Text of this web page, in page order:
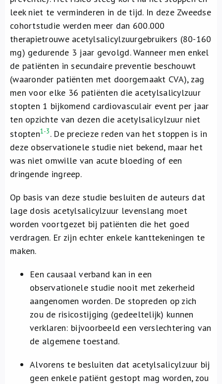
leek niet te verminderen in de tijd. In deze Zweedse
cohortstudie werden meer dan 600.000
therapietrouwe acetylsalicylzuurgebruikers (80-160
mg) gedurende 3 jaar gevolgd. Wanneer men enkel
de patiënten in secundaire preventie beschouwt
(waaronder patiënten met doorgemaakt CVA), zag
men voor elke 36 patiënten die acetylsalicylzuur
stopten 1 bijkomend cardiovasculair event per jaar
ten opzichte van dezen die acetylsalicylzuur niet
stopten1-3. De precieze reden van het stoppen is in
deze observationele studie niet bekend, maar het
was niet omwille van acute bloeding of een
dringende ingreep.
Op basis van deze studie besluiten de auteurs dat
lage dosis acetylsalicylzuur levenslang moet
worden voortgezet bij patiënten die het goed
verdragen. Er zijn echter enkele kanttekeningen te
maken.
Een causaal verband kan in een
observationele studie nooit met zekerheid
aangenomen worden. De stopreden op zich
zou de risicostijging (gedeeltelijk) kunnen
verklaren: bijvoorbeeld een verslechtering van
de algemene toestand.
Alvorens te besluiten dat acetylsalicylzuur bij
geen enkele patiënt gestopt mag worden, zou